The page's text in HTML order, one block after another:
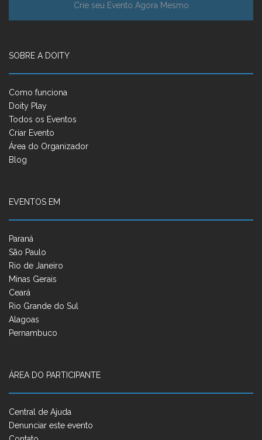
Crie seu Evento Agora Mesmo
SOBRE A DOITY
Como funciona
Doity Play
Todos os Eventos
Criar Evento
Área do Organizador
Blog
EVENTOS EM
Paraná
São Paulo
Rio de Janeiro
Minas Gerais
Ceará
Rio Grande do Sul
Alagoas
Pernambuco
ÁREA DO PARTICIPANTE
Central de Ajuda
Denunciar este evento